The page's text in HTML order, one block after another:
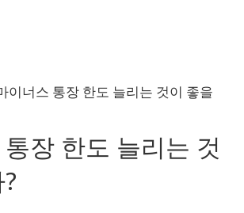
이너스 통장 한도 늘리는 것이 좋을
장 한도 늘리는 것